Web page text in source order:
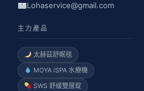
Lohaservice@gmail.com
主力產品
太赫茲舒眠毯
MOYA iSPA 水療機
SWS 舒緩雙層錠